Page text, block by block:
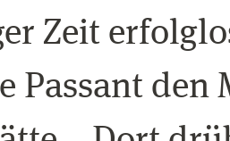
Zeit
Passant den